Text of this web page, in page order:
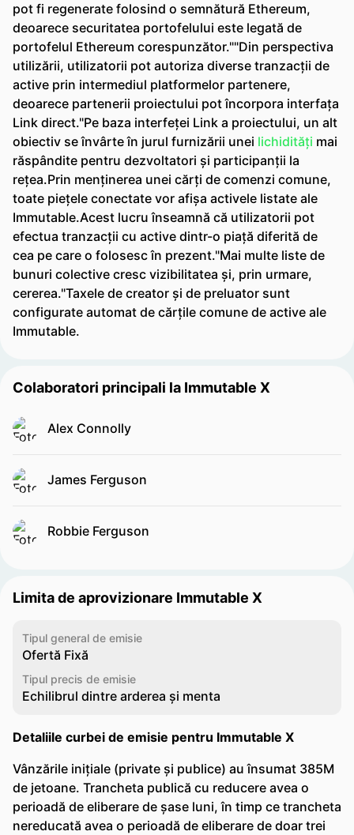
pot fi regenerate folosind o semnătură Ethereum,
deoarece securitatea portofelului este legată de
portofelul Ethereum corespunzător.""Din perspectiva
utilizării, utilizatorii pot autoriza diverse tranzacții de
active prin intermediul platformelor partenere,
deoarece partenerii proiectului pot încorpora interfața
Link direct."Pe baza interfeței Link a proiectului, un alt
obiectiv se învârte în jurul furnizării unei lichidități mai
răspândite pentru dezvoltatori și participanții la
rețea.Prin menținerea unei cărți de comenzi comune,
toate piețele conectate vor afișa activele listate ale
Immutable.Acest lucru înseamnă că utilizatorii pot
efectua tranzacții cu active dintr-o piață diferită de
cea pe care o folosesc în prezent."Mai multe liste de
bunuri colective cresc vizibilitatea și, prin urmare,
cererea."Taxele de creator și de preluator sunt
configurate automat de cărțile comune de active ale
Immutable.
Colaboratori principali la Immutable X
Alex Connolly
James Ferguson
Robbie Ferguson
Limita de aprovizionare Immutable X
Tipul general de emisie
Ofertă Fixă
Tipul precis de emisie
Echilibrul dintre arderea și menta
Detaliile curbei de emisie pentru Immutable X
Vânzările inițiale (private și publice) au însumat 385M
de jetoane. Trancheta publică cu reducere avea o
perioadă de eliberare de șase luni, în timp ce trancheta
nereducată avea o perioadă de eliberare de doar trei